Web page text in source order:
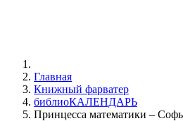
Главная
Книжный фарватер
библиоКАЛЕНДАРЬ
Принцесса математики –